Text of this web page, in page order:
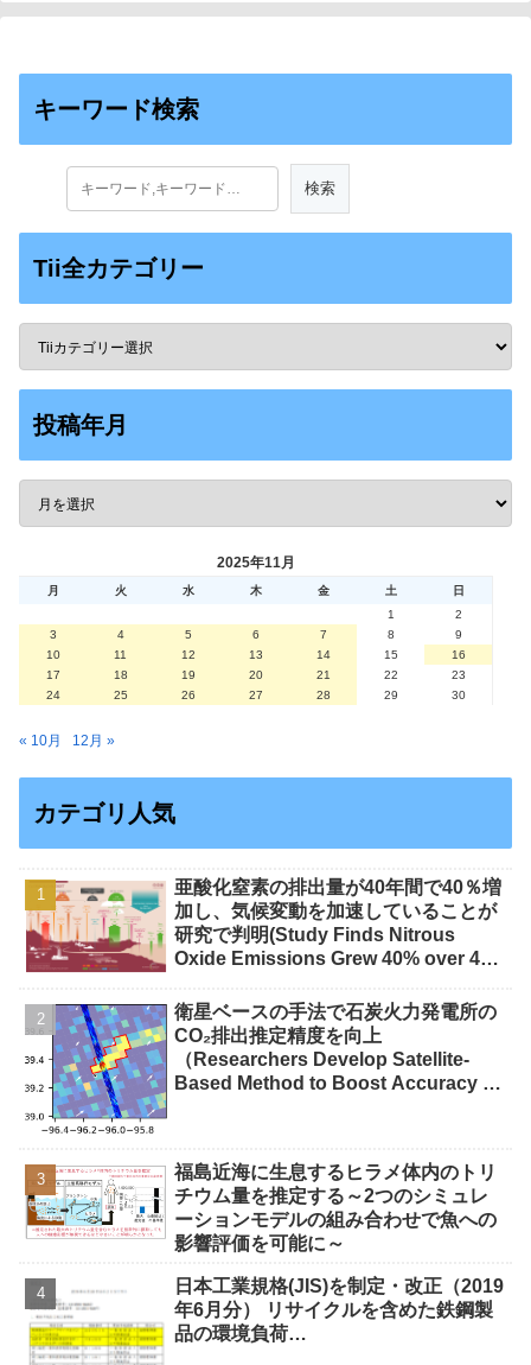
キーワード検索
Tii全カテゴリー
投稿年月
2025年11月
月 火 水 木 金 土
日
1
2
3
4 5 6 7 8
9
10
11 12 13 14 15
16
17
18 19 20 21 22
23
24
25 26 27 28 29 30
« 10月 12月 »
カテゴリ人気
亜酸化窒素の排出量が40年間で40％増
加し、気候変動を加速していることが
研究で判明(Study Finds Nitrous
Oxide Emissions Grew 40% over 40
衛星ベースの手法で石炭火力発電所の
CO₂排出推定精度を向上
（Researchers Develop Satellite-
Based Method to Boost Accuracy of
福島近海に生息するヒラメ体内のトリ
チウム量を推定する～2つのシミュレ
ーションモデルの組み合わせで魚への
影響評価を可能に～
日本工業規格(JIS)を制定・改正（2019
年6月分） リサイクルを含めた鉄鋼製
品の環境負荷…